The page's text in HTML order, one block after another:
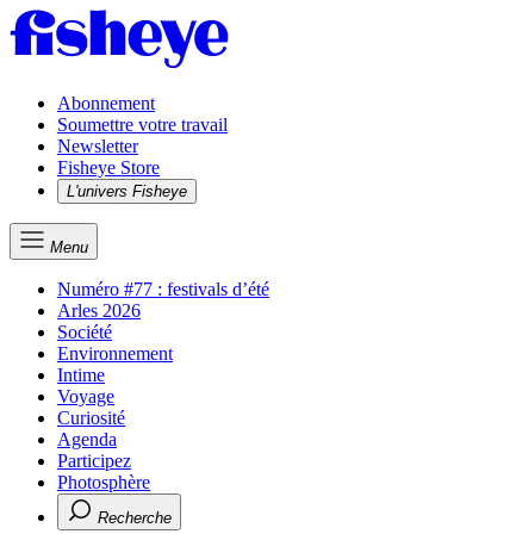
Abonnement
Soumettre votre travail
Newsletter
Fisheye Store
L'univers Fisheye
Menu
Numéro #77 : festivals d’été
Arles 2026
Société
Environnement
Intime
Voyage
Curiosité
Agenda
Participez
Photosphère
Recherche